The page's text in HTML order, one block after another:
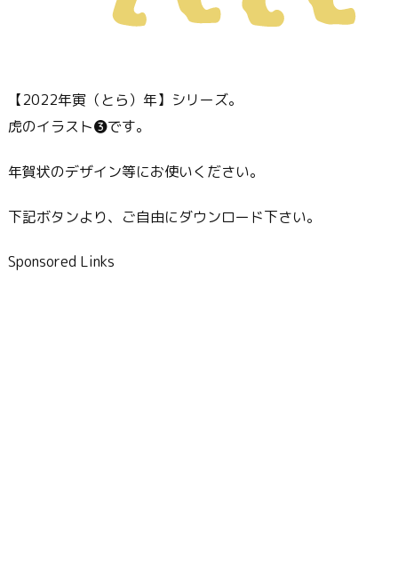
【2022年寅（とら）年】シリーズ。
虎のイラスト❸です。
年賀状のデザイン等にお使いください。
下記ボタンより、ご自由にダウンロード下さい。
Sponsored Links